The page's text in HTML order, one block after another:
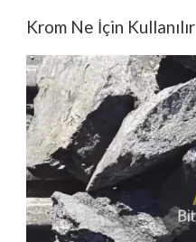
Krom Ne İçin Kullanılır